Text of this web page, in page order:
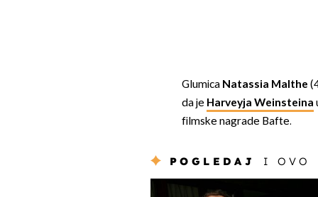
Glumica Natassia Malthe
da je Harveyja Weinsteina
filmske nagrade Bafte.
POGLEDAJ I OVO